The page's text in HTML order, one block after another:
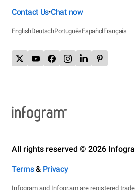
Contact Us•Chat now
EnglishDeutschPortuguêsEspañolFrançais
All rights reserved © 2026
Terms& Privacy
Infogram and Infogr.am are registered